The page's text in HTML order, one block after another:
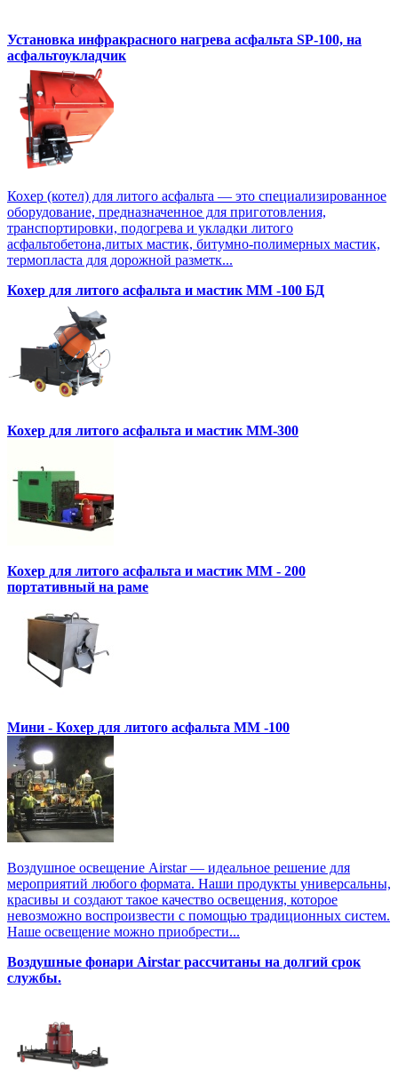
Установка инфракрасного нагрева асфальта SP-100, на
асфальтоукладчик
Кохер (котел) для литого асфальта — это специализированное
оборудование, предназначенное для приготовления,
транспортировки, подогрева и укладки литого
асфальтобетона,литых мастик, битумно-полимерных мастик,
термопласта для дорожной разметк...
Кохер для литого асфальта и мастик MM -100 БД
Кохер для литого асфальта и мастик MM-300
Кохер для литого асфальта и мастик MM - 200
портативный на раме
Мини - Кохер для литого асфальта MM -100
Воздушное освещение Airstar — идеальное решение для
мероприятий любого формата. Наши продукты универсальны,
красивы и создают такое качество освещения, которое
невозможно воспроизвести с помощью традиционных систем.
Наше освещение можно приобрести...
Воздушные фонари Airstar рассчитаны на долгий срок
службы.